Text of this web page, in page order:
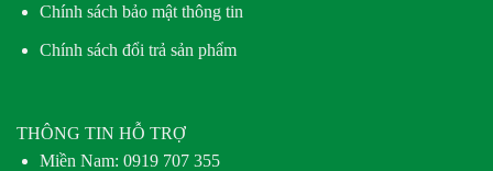
Chính sách bảo mật thông tin
Chính sách đổi trả sản phẩm
THÔNG TIN HỖ TRỢ
Miền Nam: 0919 707 355